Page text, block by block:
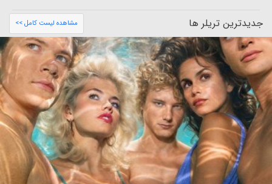
جدیدترین تریلر ها مشاهده لیست کامل >>